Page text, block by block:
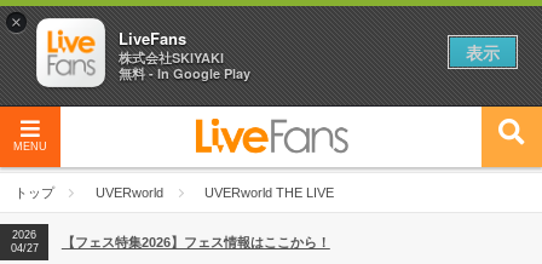
MENU
トップ UVERworld UVERworld THE LIVE
2026
04/27
2026
【ライブ動員ランキング】2026年上半期編発表！
2026
04/27
【フェス特集2026】フェス情報はここから！
×
LiveFans
株式会社SKIYAKI
無料 - In Google Play
表示